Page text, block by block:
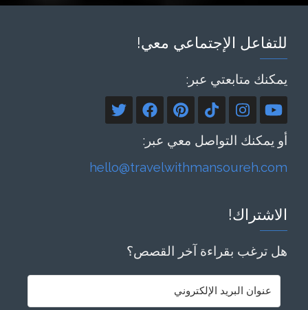
للتفاعل الإجتماعي معي!
يمكنك متابعتي عبر:
أو يمكنك التواصل معي عبر:
hello@travelwithmansoureh.com
الاشتراك!
هل ترغب بقراءة آخر القصص؟